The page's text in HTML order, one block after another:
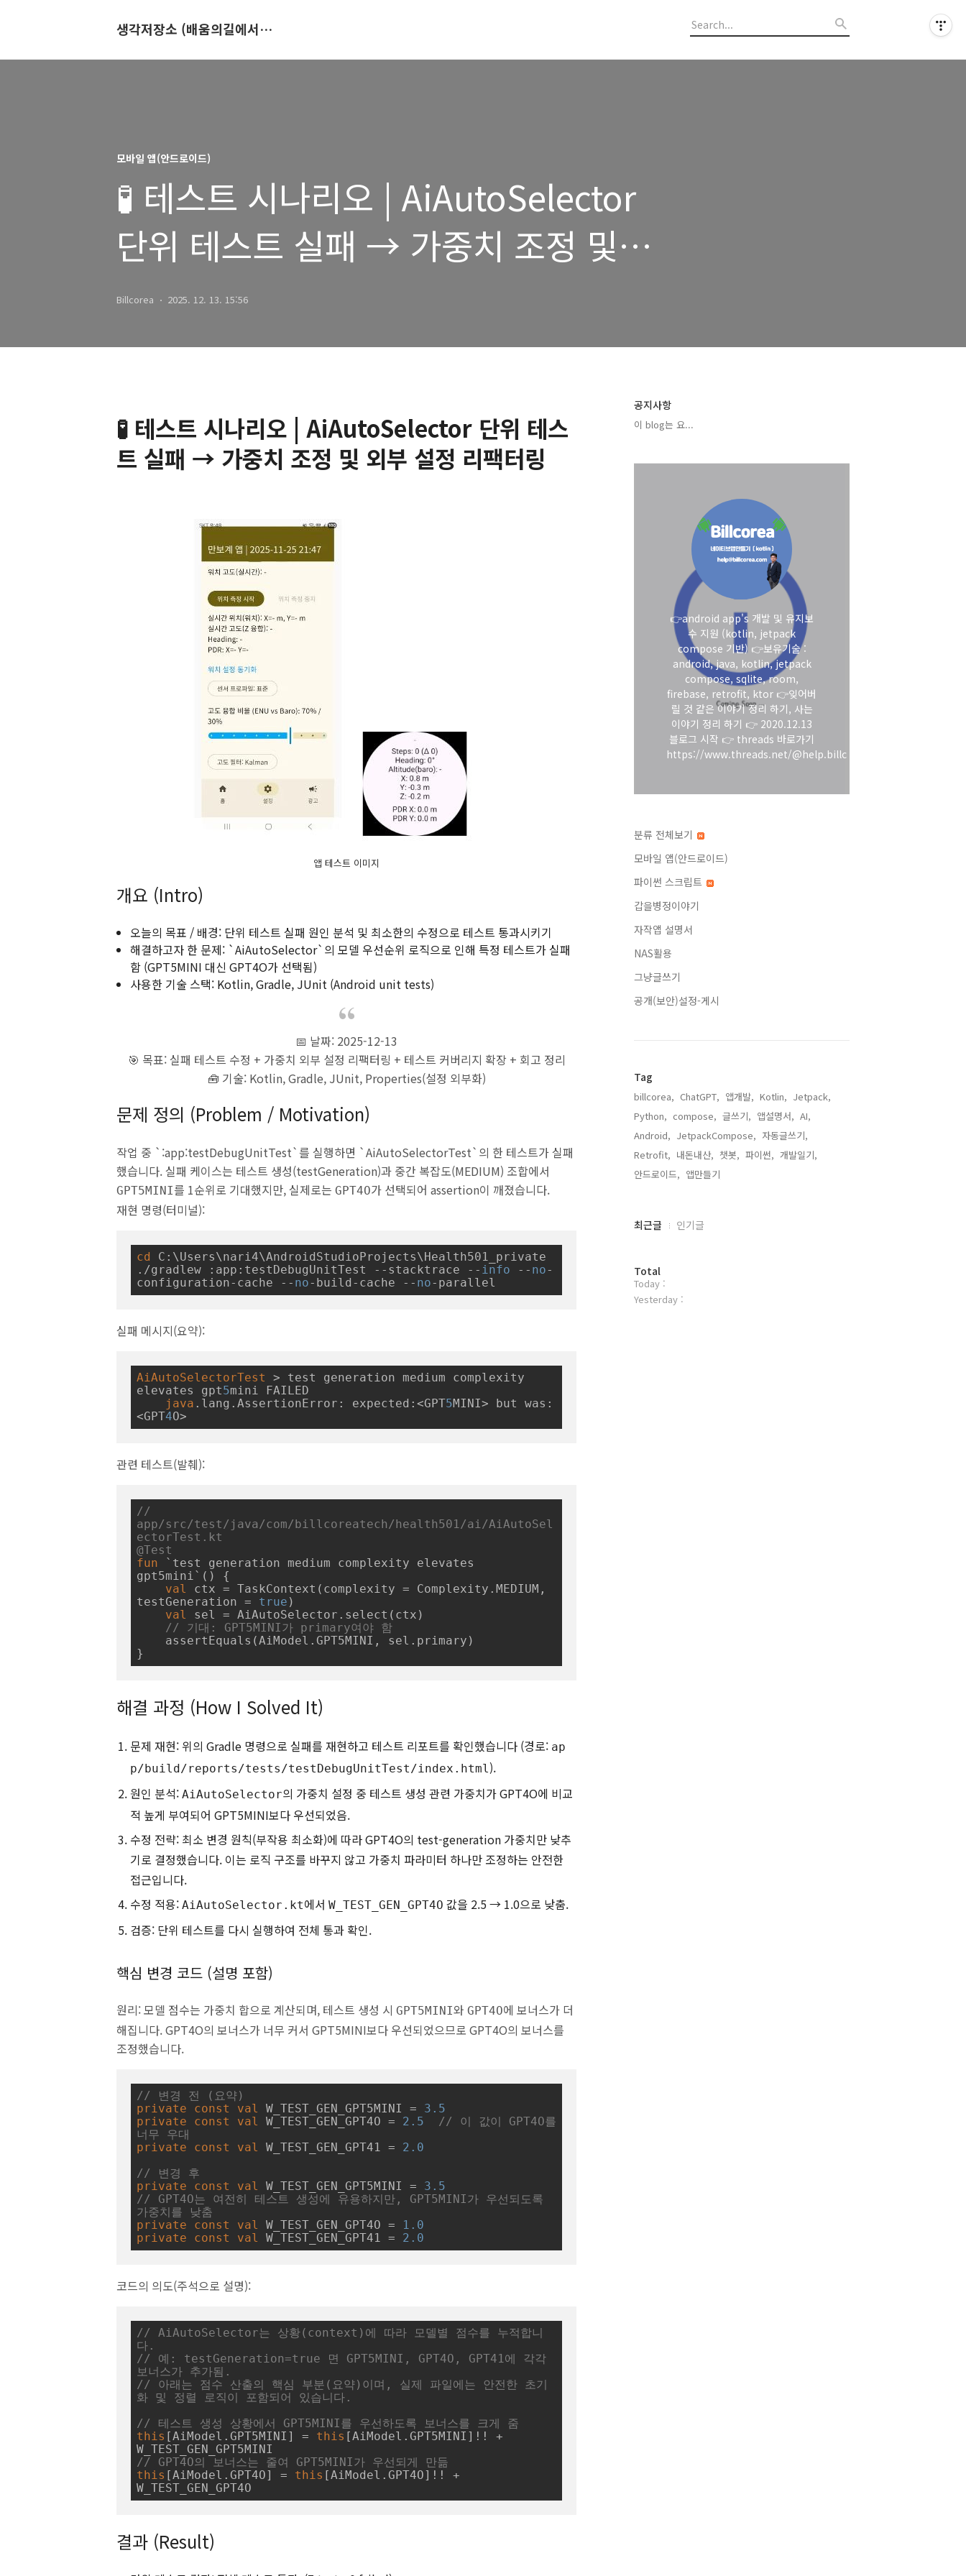
생각저장소 (배움의길에서 만나는 이야기)
모바일 앱(안드로이드)
🧪 테스트 시나리오 | AiAutoSelector
단위 테스트 실패 → 가중치 조정 및
외부 설정 리팩터링
Billcorea 2025. 12. 13. 15:56
🧪 테스트 시나리오 | AiAutoSelector 단위 테스
트 실패 → 가중치 조정 및 외부 설정 리팩터링
앱 테스트 이미지
개요 (Intro)
오늘의 목표 / 배경: 단위 테스트 실패 원인 분석 및 최소한의 수정으로 테스트 통과시키기
해결하고자 한 문제: `AiAutoSelector`의 모델 우선순위 로직으로 인해 특정 테스트가 실패
함 (GPT5MINI 대신 GPT4O가 선택됨)
사용한 기술 스택: Kotlin, Gradle, JUnit (Android unit tests)
📅 날짜: 2025-12-13
🎯 목표: 실패 테스트 수정 + 가중치 외부 설정 리팩터링 + 테스트 커버리지 확장 + 회고 정리
🧰 기술: Kotlin, Gradle, JUnit, Properties(설정 외부화)
문제 정의 (Problem / Motivation)
작업 중 `:app:testDebugUnitTest`를 실행하면 `AiAutoSelectorTest`의 한 테스트가 실패
했습니다. 실패 케이스는 테스트 생성(testGeneration)과 중간 복잡도(MEDIUM) 조합에서
GPT5MINI를 1순위로 기대했지만, 실제로는 GPT4O가 선택되어 assertion이 깨졌습니다.
재현 명령(터미널):
cd
C:\Users\nari4\AndroidStudioProjects\Health501_private
./gradlew :app:testDebugUnitTest --stacktrace -- info -- no-
configuration-cache -- no-build-cache -- no
실패 메시지(요약):
AiAutoSelectorTest
> test generation medium complexity
elevates gpt5mini FAILED
java .lang.AssertionError: expected:<GPT5MINI> but was:
<GPT4
관련 테스트(발췌):
//
app/src/test/java/com/billcoreatech/health501/ai/AiAutoSel
ectorTest.kt
@Test
fun `test generation medium complexity elevates
gpt5mini` ()
{
val
ctx = TaskContext(complexity = Complexity.MEDIUM,
testGeneration = true )
val
sel = AiAutoSelector.select(ctx)
// 기대: GPT5MINI가 primary여야 함
해결 과정 (How I Solved It)
문제 재현: 위의 Gradle 명령으로 실패를 재현하고 테스트 리포트를 확인했습니다 (경로: ap
p/build/reports/tests/testDebugUnitTest/index.html).
원인 분석: AiAutoSelector의 가중치 설정 중 테스트 생성 관련 가중치가 GPT4O에 비교
적 높게 부여되어 GPT5MINI보다 우선되었음.
수정 전략: 최소 변경 원칙(부작용 최소화)에 따라 GPT4O의 test-generation 가중치만 낮추
기로 결정했습니다. 이는 로직 구조를 바꾸지 않고 가중치 파라미터 하나만 조정하는 안전한
접근입니다.
수정 적용: AiAutoSelector.kt에서 W_TEST_GEN_GPT4O 값을 2.5 → 1.0으로 낮춤.
검증: 단위 테스트를 다시 실행하여 전체 통과 확인.
핵심 변경 코드 (설명 포함)
원리: 모델 점수는 가중치 합으로 계산되며, 테스트 생성 시 GPT5MINI와 GPT4O에 보너스가 더
해집니다. GPT4O의 보너스가 너무 커서 GPT5MINI보다 우선되었으므로 GPT4O의 보너스를
조정했습니다.
// 변경 전 (요약)
private
const val W_TEST_GEN_GPT5MINI = 3.5
private
const val W_TEST_GEN_GPT4O = 2.5
// 이 값이 GPT4O를
너무 우대
private
const val W_TEST_GEN_GPT41 = 2.0
// 변경 후
private
const val W_TEST_GEN_GPT5MINI = 3.5
// GPT4O는 여전히 테스트 생성에 유용하지만, GPT5MINI가 우선되도록
가중치를 낮춤
private
const val W_TEST_GEN_GPT4O =
1.0
private
const val W_TEST_GEN_GPT41 = 2.0
코드의 의도(주석으로 설명):
// AiAutoSelector는 상황(context)에 따라 모델별 점수를 누적합니
다.
// 예: testGeneration=true 면 GPT5MINI, GPT4O, GPT41에 각각
보너스가 추가됨.
// 아래는 점수 산출의 핵심 부분(요약)이며, 실제 파일에는 안전한 초기
화 및 정렬 로직이 포함되어 있습니다.
// 테스트 생성 상황에서 GPT5MINI를 우선하도록 보너스를 크게 줌
this [AiModel.GPT5MINI] = this [AiModel.GPT5MINI]!! +
// GPT4O의 보너스는 줄여 GPT5MINI가 우선되게 만듦
this [AiModel.GPT4O] = this [AiModel.GPT4O]!! +
결과 (Result)
공지사항
이 blog는 요...
👉android app's 개발 및 유지보
수 지원 (kotlin, jetpack
compose 기반) 👉보유기술 :
android, java, kotlin, jetpack
compose, sqlite, room,
firebase, retrofit, ktor 👉잊어버
릴 것 같은 이야기 정리 하기, 사는
이야기 정리 하기 👉 2020.12.13
블로그 시작 👉 threads 바로가기
https://www.threads.net/@help.billc
분류 전체보기
모바일 앱(안드로이드)
파이썬 스크립트
갑을병정이야기
자작앱 설명서
NAS활용
그냥글쓰기
공개(보안)설정-게시
Tag
billcorea, ChatGPT, 앱개발, Kotlin, Jetpack,
Python, compose, 글쓰기, 앱설명서, AI,
Android, JetpackCompose, 자동글쓰기,
Retrofit, 내돈내산, 챗봇, 파이썬, 개발일기,
안드로이드, 앱만들기,
최
과
인
기
최근글 인기글
방
문
자
Total
Today :
Yesterday :